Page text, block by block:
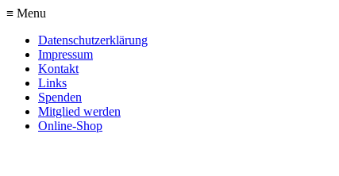
≡ Menu
Datenschutzerklärung
Impressum
Kontakt
Links
Spenden
Mitglied werden
Online-Shop